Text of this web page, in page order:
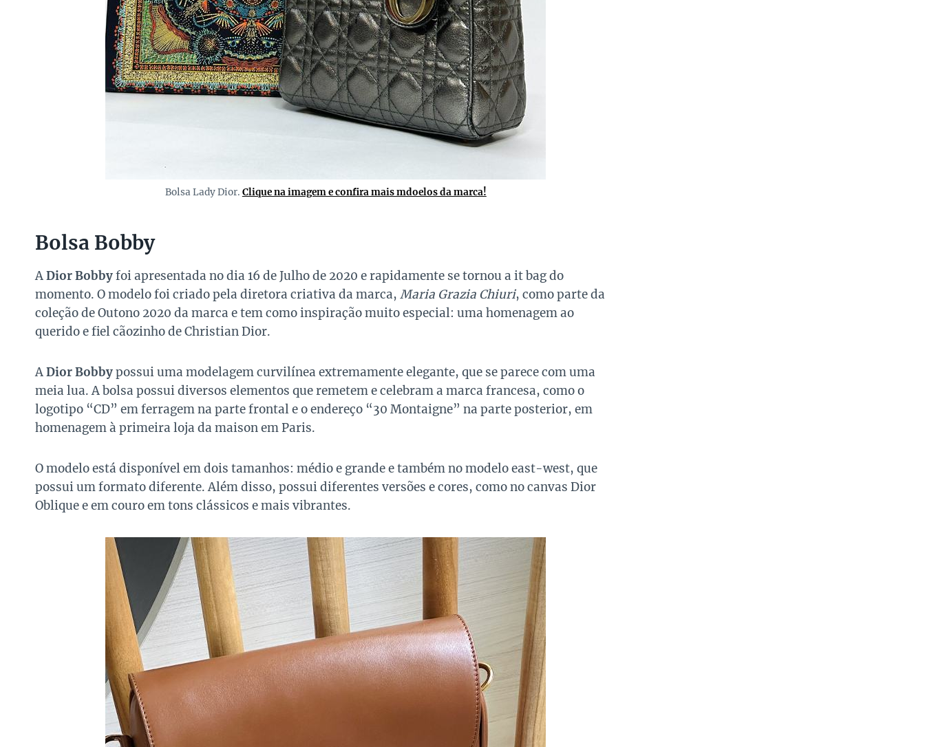
Bolsa Lady Dior. Clique na imagem e confira mais mdoelos da marca!
Bolsa Bobby
ADior Bobbyfoi apresentada no dia 16 de Julho de 2020 e rapidamente se tornou a it bag do
momento. O modelo foi criado pela diretora criativa da marca, Maria Grazia Chiuri, como parte da
coleção de Outono 2020 da marca e tem como inspiração muito especial: uma homenagem ao
querido e fiel cãozinho de Christian Dior.
ADior Bobbypossui uma modelagem curvilínea extremamente elegante, que se parece com uma
meia lua. A bolsa possui diversos elementos que remetem e celebram a marca francesa, como o
logotipo “CD” em ferragem na parte frontal e o endereço “30 Montaigne” na parte posterior, em
homenagem à primeira loja da maison em Paris.
O modelo está disponível em dois tamanhos: médio e grande e também no modelo east-west, que
possui um formato diferente. Além disso, possui diferentes versões e cores, como no canvas Dior
Oblique e em couro em tons clássicos e mais vibrantes.